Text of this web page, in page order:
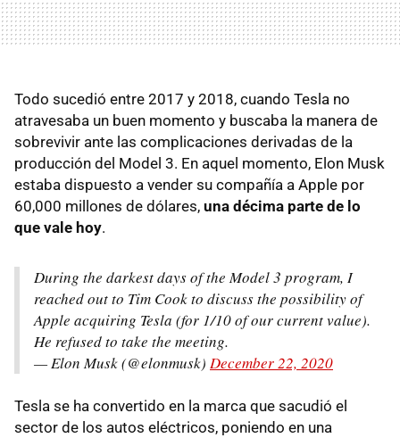
Todo sucedió entre 2017 y 2018, cuando Tesla no
atravesaba un buen momento y buscaba la manera de
sobrevivir ante las complicaciones derivadas de la
producción del Model 3. En aquel momento, Elon Musk
estaba dispuesto a vender su compañía a Apple por
60,000 millones de dólares, una décima parte de lo
que vale hoy.
During the darkest days of the Model 3 program, I
reached out to Tim Cook to discuss the possibility of
Apple acquiring Tesla (for 1/10 of our current value).
He refused to take the meeting.
— Elon Musk (@elonmusk) December 22, 2020
Tesla se ha convertido en la marca que sacudió el
sector de los autos eléctricos, poniendo en una